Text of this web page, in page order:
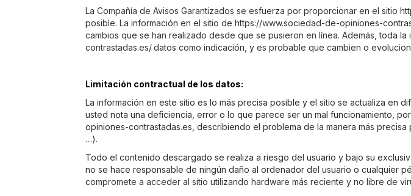
La Compañía de Avisos Garantizados se esfuerza por proporcionar en el sitio
posible. La información en el sitio de https://www.sociedad-de-opiniones-
cambios que se han realizado desde que se pusieron en línea. Además, toda
contrastadas.es/ datos como indicación, y es probable que cambien o
Limitación contractual de los datos:
La información en este sitio es lo más precisa posible y el sitio se actualiza en
usted nota una deficiencia, error o lo que parece ser un mal funcionamiento,
opiniones-contrastadas.es , describiendo el problema de la manera más
…).
Todo el contenido descargado se realiza a riesgo del usuario y bajo su
no se hace responsable de ningún daño al ordenador del usuario o cualquier
compromete a acceder al sitio utilizando hardware más reciente y no libre de